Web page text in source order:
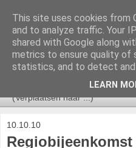
V&VN
Nieuws voor leden van de
Verpleegkundigen.
10.10.10
This site uses cookies from
and to analyze traffic. Your
shared with Google along
metrics to ensure quality of
statistics, and to detect and
LEARN